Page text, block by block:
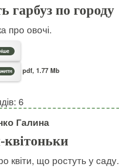
гарбуз по городу
про овочі.
pdf, 1.77 Mb
6
Галина
квітоньки
квіти, що ростуть у саду.